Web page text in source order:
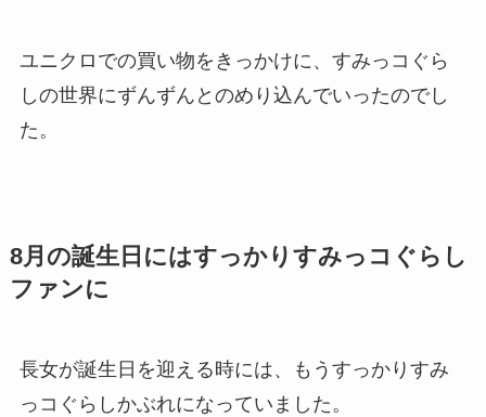
ユニクロでの買い物をきっかけに、すみっコぐら
しの世界にずんずんとのめり込んでいったのでし
た。
8月の誕生日にはすっかりすみっコぐらし
ファンに
長女が誕生日を迎える時には、もうすっかりすみ
っコぐらしかぶれになっていました。